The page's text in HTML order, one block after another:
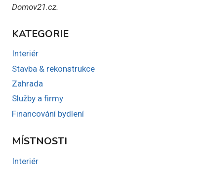
Domov21.cz.
KATEGORIE
Interiér
Stavba & rekonstrukce
Zahrada
Služby a firmy
Financování bydlení
MÍSTNOSTI
Interiér